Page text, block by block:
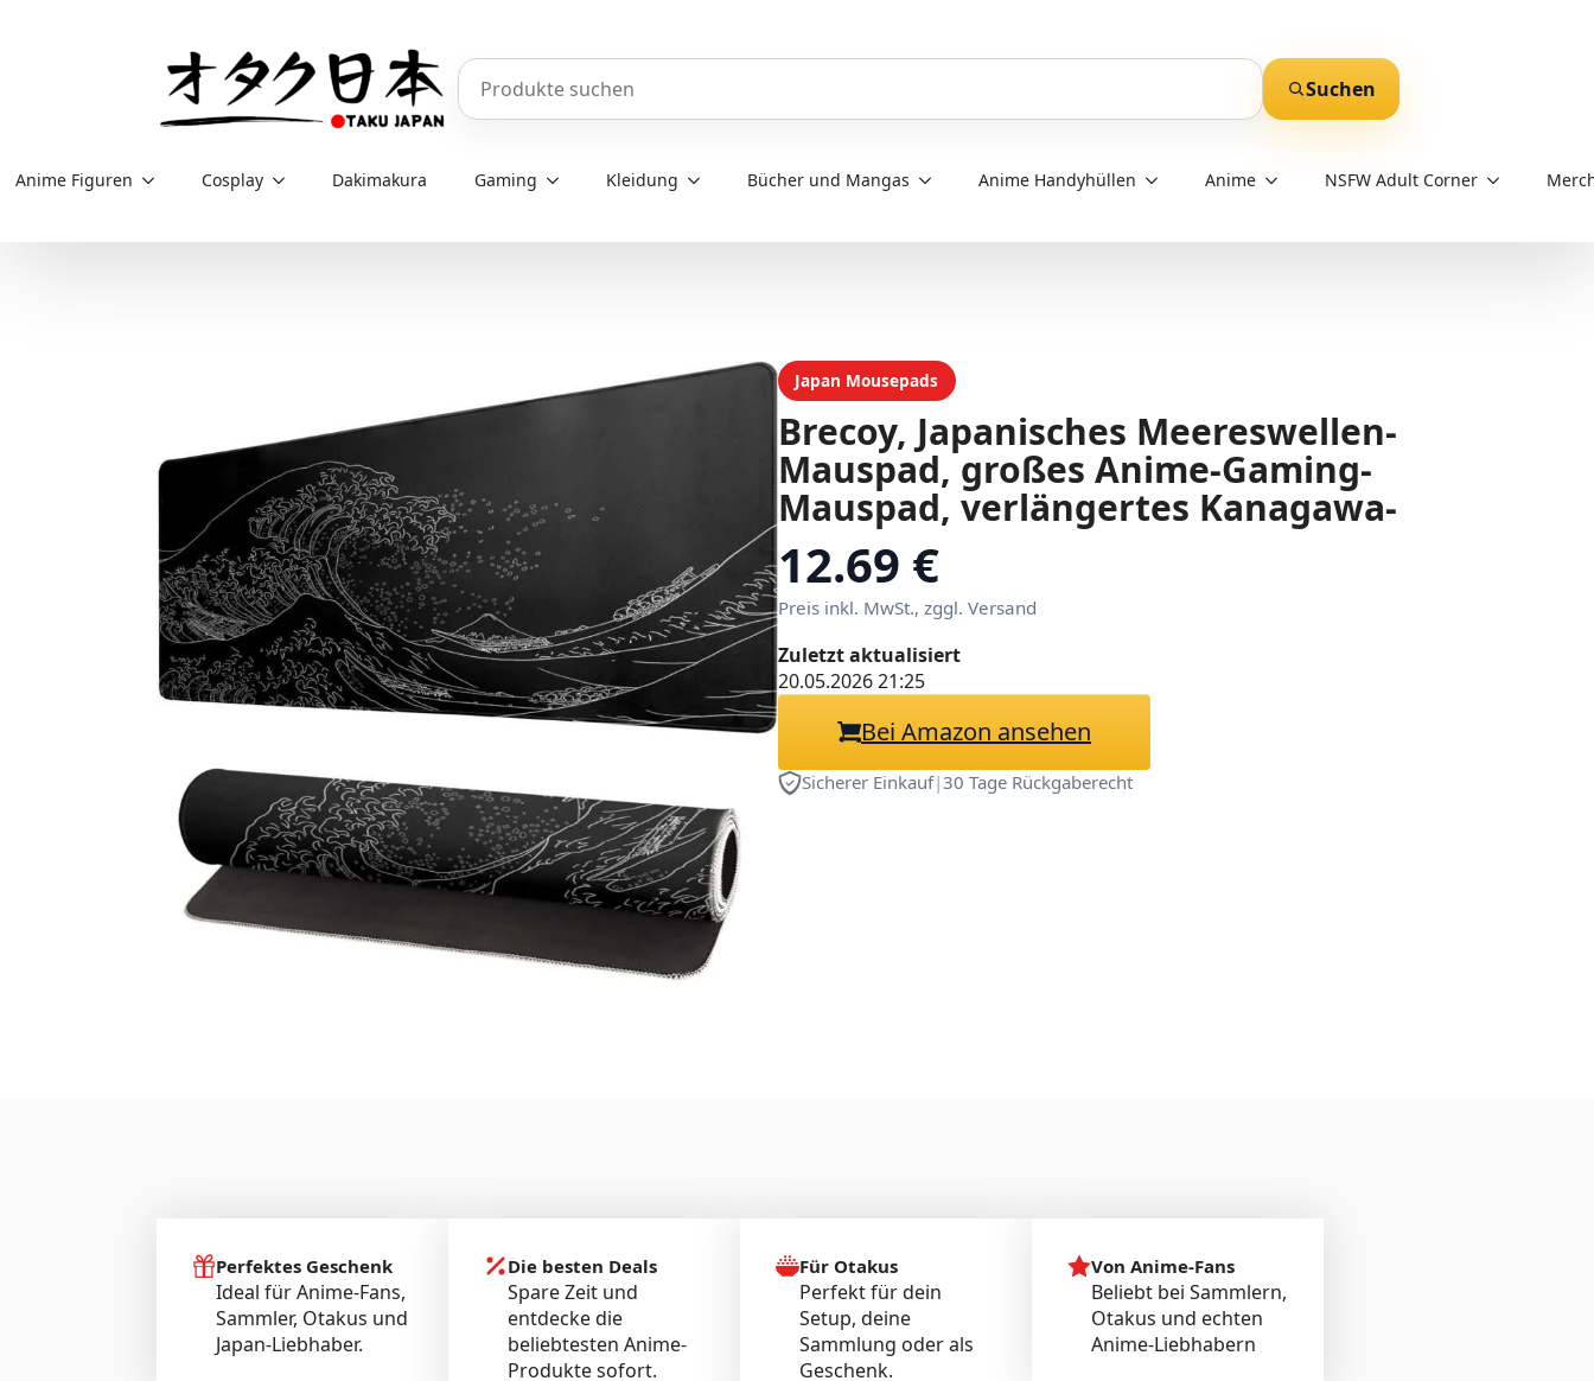
Produkte durchsuchen
Suchen
Anime Figuren Cosplay Dakimakura Gaming Kleidung Bücher und Mangas Anime Handyhüllen Anime NSFW Adult Corner
Japan Mousepads
Brecoy, Japanisches Meereswellen-
Mauspad, großes Anime-Gaming-
Mauspad, verlängertes Kanagawa-
Schreibtischpad, 3 mm Dicke
rutschfeste Gummi-Unterseite, 80
x 30 cm.
12.69 €
Preis inkl. MwSt., zggl. Versand
Zuletzt aktualisiert
20.05.2026 21:25
Bei Amazon ansehen
Sicherer Einkauf|30 Tage Rückgaberecht
Perfektes Geschenk
Ideal für Anime-Fans,
Sammler, Otakus und
Japan-Liebhaber.
Die besten Deals
Spare Zeit und
entdecke die
beliebtesten Anime-
Produkte sofort.
Für Otakus
Perfekt für dein
Setup, deine
Sammlung oder als
Geschenk.
Von Anime-Fans
Beliebt bei Sammlern,
Otakus und echten
Anime-Liebhabern